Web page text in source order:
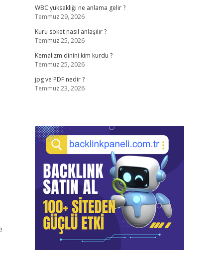
WBC yüksekliği ne anlama gelir ?
Temmuz 29, 2026
Kuru soket nasıl anlaşılır ?
Temmuz 25, 2026
Kemalizm dinini kim kurdu ?
Temmuz 25, 2026
jpg ve PDF nedir ?
Temmuz 23, 2026